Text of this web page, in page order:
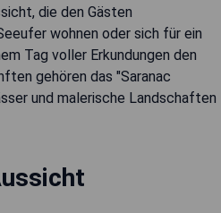
die den Gästen
wohnen oder sich für ein
Tag voller Erkundungen den
gehören das "Saranac
und malerische Landschaften